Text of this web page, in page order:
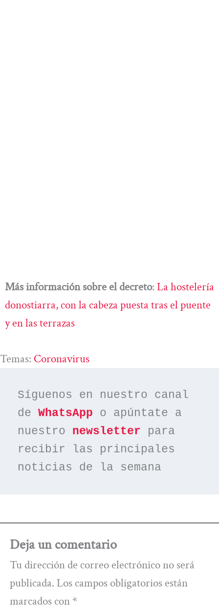
Más información sobre el decreto: La hostelería
donostiarra, con la cabeza puesta tras el puente
y en las terrazas
Temas: Coronavirus
Síguenos en nuestro canal
de WhatsApp o apúntate a
nuestro newsletter para
recibir las principales
noticias de la semana
Deja un comentario
Tu dirección de correo electrónico no será
publicada. Los campos obligatorios están
marcados con *